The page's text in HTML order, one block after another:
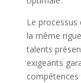
Le
la même
talents
exigeants